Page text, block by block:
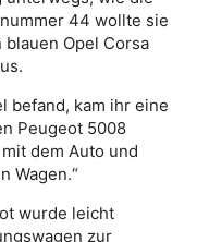
44 wollte sie
Opel Corsa
befand, kam ihr eine
Peugeot 5008
dem Auto und
Wagen.“
wurde leicht
zur